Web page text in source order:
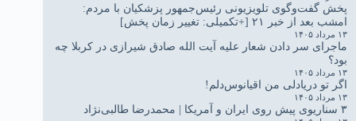
پخش گفت‌وگوی تلویزیونی رئیس‌جمهور پزشکیان با مردم:
امشب بعد از خبر ۲۱ [+تکمیلی: تغییر زمان پخش]
۱۳ مرداد ۱۴۰۵
ماجرای سر دادن شعار علیه آیت الله صادق شیرازی در کربلا چه
بود؟
۱۳ مرداد ۱۴۰۵
اگر تو دریادلی من اقیانوس‌دلم!
۱۳ مرداد ۱۴۰۵
۳ سناریوی پیش روی ایران و آمریکا | محمدرضا طالبی‌نژاد